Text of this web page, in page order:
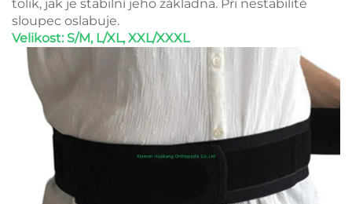
tolik, jak je stabilní jeho základna. Při nestabilitě
sloupec oslabuje.
Velikost: S/M, L/XL, XXL/XXXL